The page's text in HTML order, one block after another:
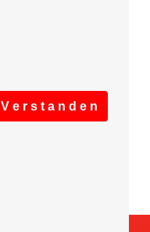
V e r s t a n d e n